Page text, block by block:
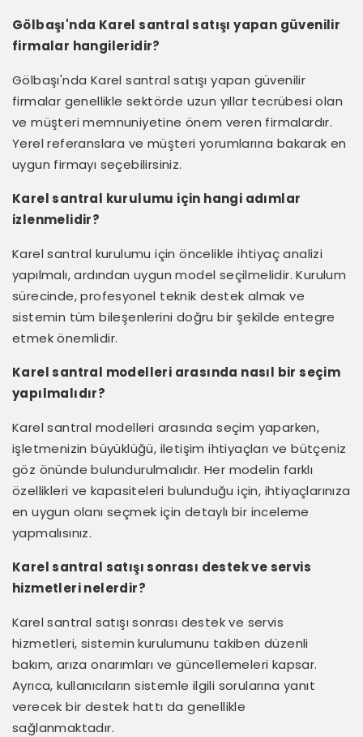
Gölbaşı'nda Karel santral satışı yapan güvenilir
firmalar hangileridir?
Gölbaşı'nda Karel santral satışı yapan güvenilir
firmalar genellikle sektörde uzun yıllar tecrübesi olan
ve müşteri memnuniyetine önem veren firmalardır.
Yerel referanslara ve müşteri yorumlarına bakarak en
uygun firmayı seçebilirsiniz.
Karel santral kurulumu için hangi adımlar
izlenmelidir?
Karel santral kurulumu için öncelikle ihtiyaç analizi
yapılmalı, ardından uygun model seçilmelidir. Kurulum
sürecinde, profesyonel teknik destek almak ve
sistemin tüm bileşenlerini doğru bir şekilde entegre
etmek önemlidir.
Karel santral modelleri arasında nasıl bir seçim
yapılmalıdır?
Karel santral modelleri arasında seçim yaparken,
işletmenizin büyüklüğü, iletişim ihtiyaçları ve bütçeniz
göz önünde bulundurulmalıdır. Her modelin farklı
özellikleri ve kapasiteleri bulunduğu için, ihtiyaçlarınıza
en uygun olanı seçmek için detaylı bir inceleme
yapmalısınız.
Karel santral satışı sonrası destek ve servis
hizmetleri nelerdir?
Karel santral satışı sonrası destek ve servis
hizmetleri, sistemin kurulumunu takiben düzenli
bakım, arıza onarımları ve güncellemeleri kapsar.
Ayrıca, kullanıcıların sistemle ilgili sorularına yanıt
verecek bir destek hattı da genellikle
sağlanmaktadır.